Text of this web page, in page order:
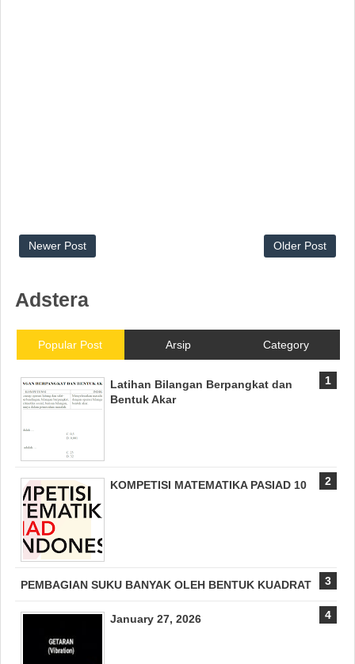
Newer Post Older Post
Adstera
Popular Post Arsip Category
Latihan Bilangan Berpangkat dan
Bentuk Akar
KOMPETISI MATEMATIKA PASIAD 10
PEMBAGIAN SUKU BANYAK OLEH BENTUK KUADRAT
January 27, 2026